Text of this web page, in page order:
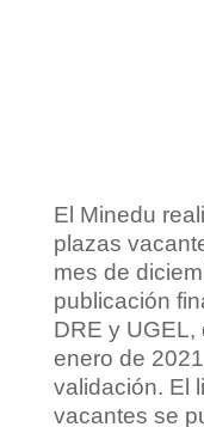
El Minedu
plazas
mes de
publicación
DRE y UGEL,
enero de
validación. El
vacantes se